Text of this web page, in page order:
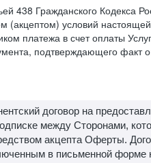
438 Гражданского Кодекса
(акцептом) условий
платежа в счет оплаты
подтверждающего факт
договор на
между Сторонами,
акцепта Оферты.
в письменной форме